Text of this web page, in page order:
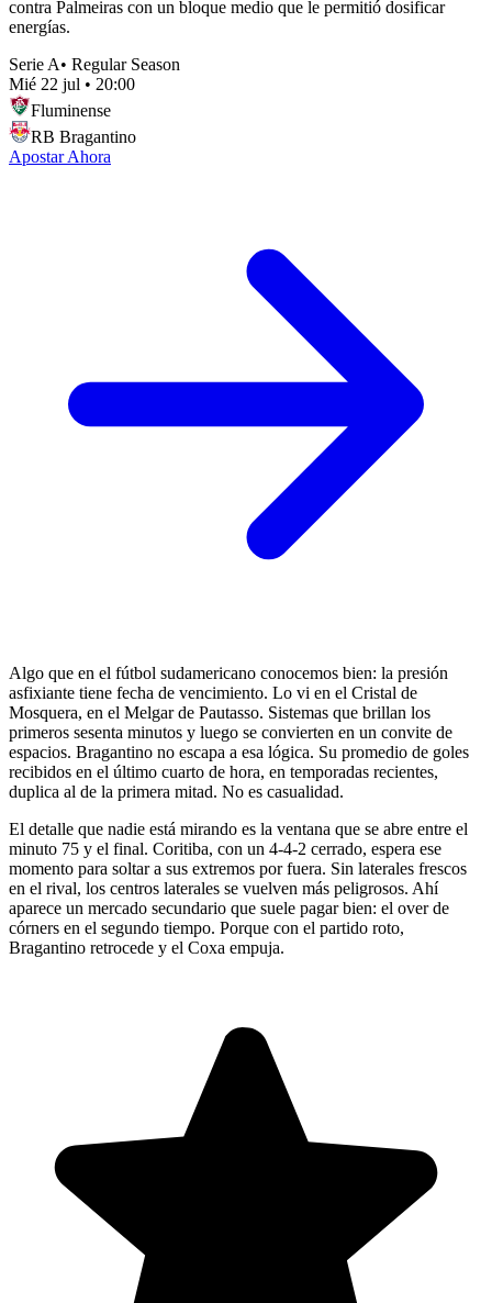
contra Palmeiras con un bloque medio que le permitió dosificar
energías.
Serie A• Regular Season
Mié 22 jul • 20:00
Fluminense
RB Bragantino
Apostar Ahora
Algo que en el fútbol sudamericano conocemos bien: la presión
asfixiante tiene fecha de vencimiento. Lo vi en el Cristal de
Mosquera, en el Melgar de Pautasso. Sistemas que brillan los
primeros sesenta minutos y luego se convierten en un convite de
espacios. Bragantino no escapa a esa lógica. Su promedio de goles
recibidos en el último cuarto de hora, en temporadas recientes,
duplica al de la primera mitad. No es casualidad.
El detalle que nadie está mirando es la ventana que se abre entre el
minuto 75 y el final. Coritiba, con un 4-4-2 cerrado, espera ese
momento para soltar a sus extremos por fuera. Sin laterales frescos
en el rival, los centros laterales se vuelven más peligrosos. Ahí
aparece un mercado secundario que suele pagar bien: el over de
córners en el segundo tiempo. Porque con el partido roto,
Bragantino retrocede y el Coxa empuja.